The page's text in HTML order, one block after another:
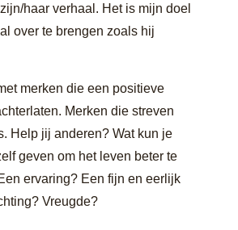
haar verhaal. Het is mijn doel
over te brengen zoals hij
merken die een positieve
Merken die streven
Help jij anderen? Wat kun je
geven om het leven beter te
ervaring? Een fijn en eerlijk
Vreugde?